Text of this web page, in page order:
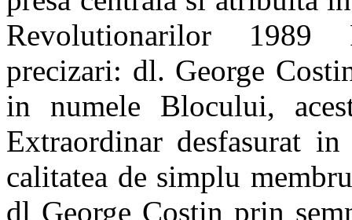
Revolutionarilor 1989
precizari: dl. George
in numele Blocului,
Extraordinar desfasurat
calitatea de simplu
dl George Costin prin